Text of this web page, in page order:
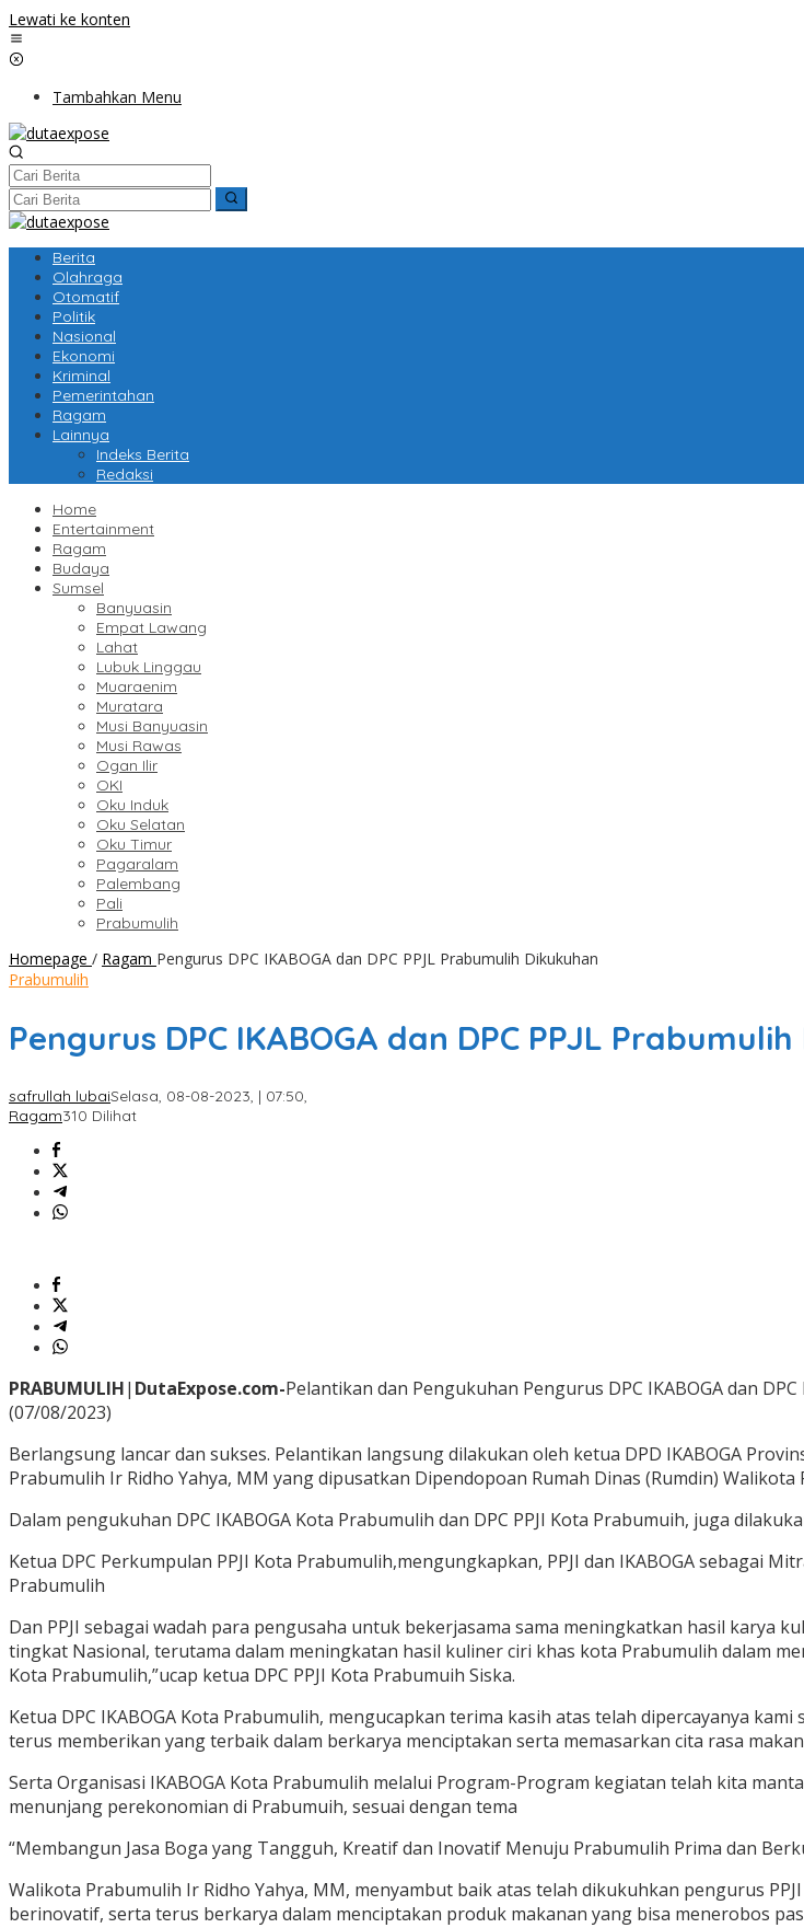
Lewati ke konten
Tambahkan Menu
Berita
Olahraga
Otomatif
Politik
Nasional
Ekonomi
Kriminal
Pemerintahan
Ragam
Lainnya
Indeks Berita
Redaksi
Home
Entertainment
Ragam
Budaya
Sumsel
Banyuasin
Empat Lawang
Lahat
Lubuk Linggau
Muaraenim
Muratara
Musi Banyuasin
Musi Rawas
Ogan Ilir
OKI
Oku Induk
Oku Selatan
Oku Timur
Pagaralam
Palembang
Pali
Prabumulih
Homepage / Ragam Pengurus DPC IKABOGA dan DPC PPJL Prabumulih Dikukuhan
Prabumulih
Pengurus DPC IKABOGA dan DPC PPJL
safrullah lubaiSelasa, 08-08-2023, | 07:50,
Ragam310 Dilihat
PRABUMULIH| DutaExpose.com-Pelantikan dan Pengukuhan Pengurus DPC IKABOGA dan
(07/08/2023)
Berlangsung lancar dan sukses. Pelantikan langsung dilakukan oleh ketua DPD IKABOGA
Prabumulih Ir Ridho Yahya, MM yang dipusatkan Dipendopoan Rumah Dinas (Rumdin) Walikota
Dalam pengukuhan DPC IKABOGA Kota Prabumulih dan DPC PPJI Kota Prabumuih, juga
Ketua DPC Perkumpulan PPJI Kota Prabumulih,mengungkapkan, PPJI dan IKABOGA sebagai
Prabumulih
Dan PPJI sebagai wadah para pengusaha untuk bekerjasama sama meningkatkan hasil
tingkat Nasional, terutama dalam meningkatan hasil kuliner ciri khas kota Prabumulih dalam
Kota Prabumulih,”ucap ketua DPC PPJI Kota Prabumuih Siska.
Ketua DPC IKABOGA Kota Prabumulih, mengucapkan terima kasih atas telah dipercayanya
terus memberikan yang terbaik dalam berkarya menciptakan serta memasarkan cita rasa
Serta Organisasi IKABOGA Kota Prabumulih melalui Program-Program kegiatan telah kita
menunjang perekonomian di Prabumuih, sesuai dengan tema
“Membangun Jasa Boga yang Tangguh, Kreatif dan Inovatif Menuju Prabumulih Prima dan
Walikota Prabumulih Ir Ridho Yahya, MM, menyambut baik atas telah dikukuhkan pengurus
berinovatif, serta terus berkarya dalam menciptakan produk makanan yang bisa menerobos